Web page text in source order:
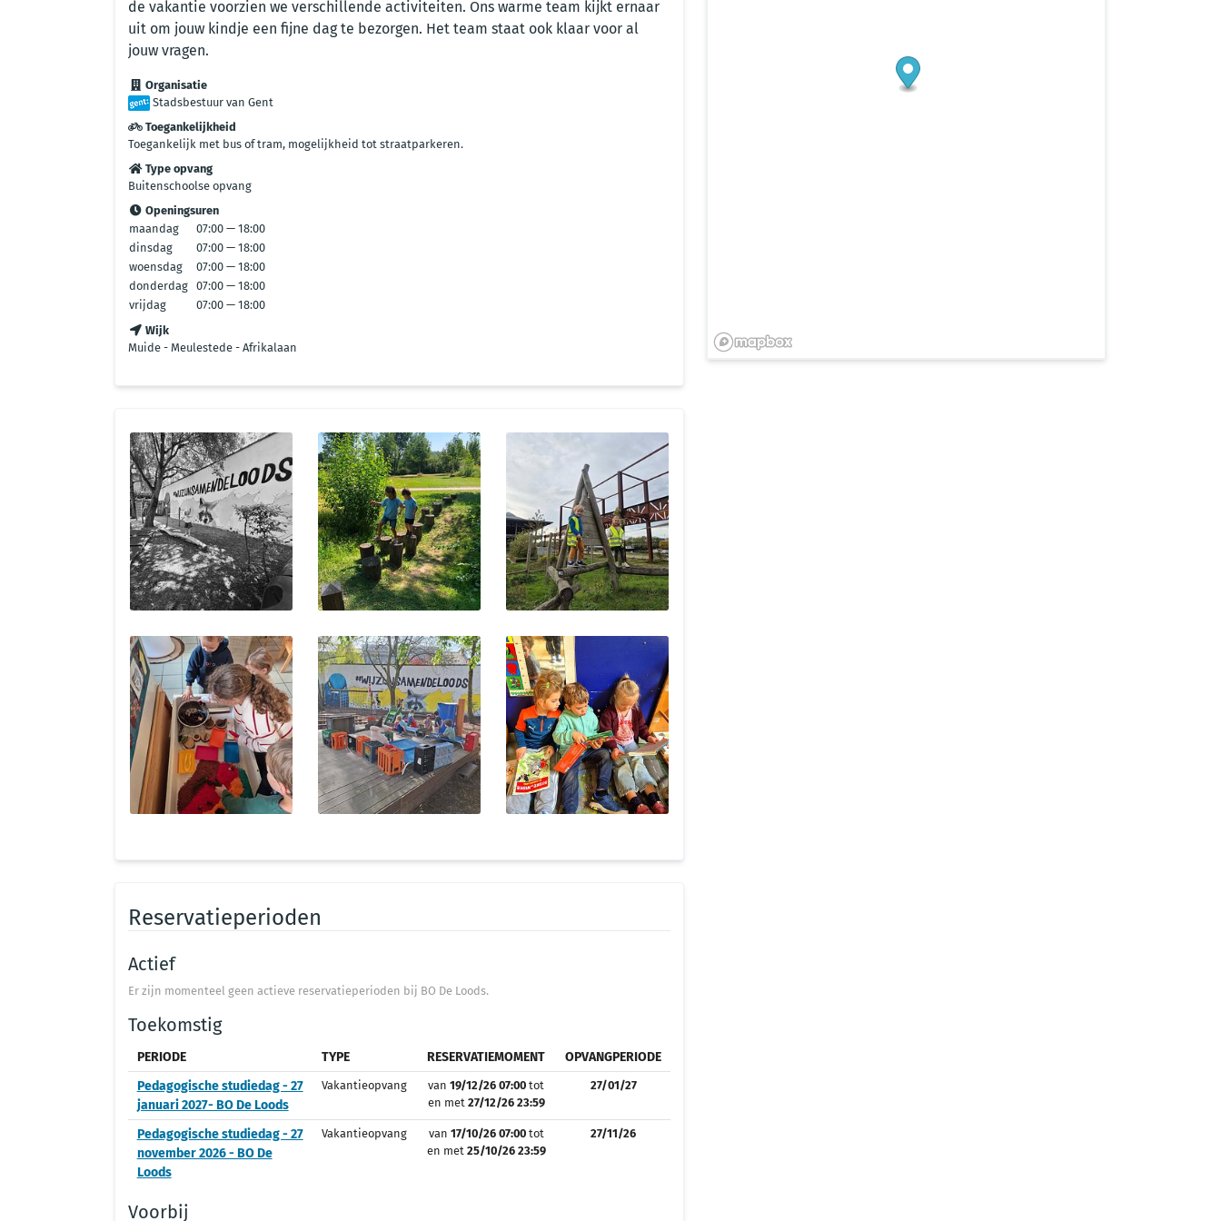
de vakantie voorzien we verschillende activiteiten. Ons warme team kijkt ernaar
uit om jouw kindje een fijne dag te bezorgen. Het team staat ook klaar voor al
jouw vragen.
Organisatie
Stadsbestuur van Gent
Toegankelijkheid
Toegankelijk met bus of tram, mogelijkheid tot straatparkeren.
Type opvang
Buitenschoolse opvang
Openingsuren
maandag
07:00 — 18:00
dinsdag
07:00 — 18:00
woensdag
07:00 — 18:00
donderdag 07:00 — 18:00
vrijdag
07:00 — 18:00
Wijk
Muide - Meulestede - Afrikalaan
Reservatieperioden
Actief
Er zijn momenteel geen actieve reservatieperioden bij BO De Loods.
Toekomstig
PERIODE TYPE RESERVATIEMOMENT
OPVANGPERIODE
Pedagogische studiedag - 27
januari 2027- BO De Loods
Vakantieopvang van 19/12/26 07:00 tot
en met 27/12/26 23:59
27/01/27
Pedagogische studiedag - 27
november 2026 - BO De
Loods
Vakantieopvang van 17/10/26 07:00tot
en met 25/10/26 23:59
27/11/26
Voorbij